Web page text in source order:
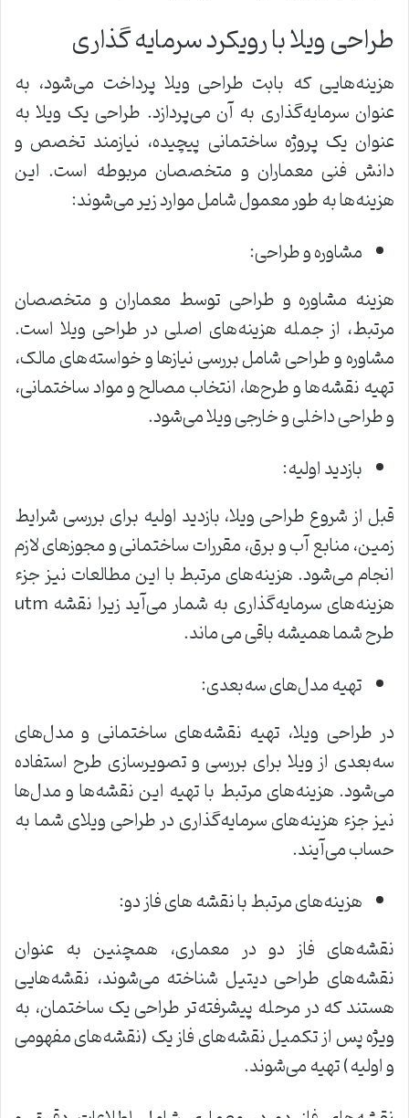
طراحی ویلا با رویکرد سرمایه گذاری
هزینه‌هایی که بابت طراحی ویلا پرداخت می‌شود، به
عنوان سرمایه‌گذاری به آن می‌پردازد. طراحی یک ویلا به
عنوان یک پروژه ساختمانی پیچیده، نیازمند تخصص و
دانش فنی معماران و متخصصان مربوطه است. این
هزینه‌ها به طور معمول شامل موارد زیر می‌شوند:
مشاوره و طراحی:
هزینه مشاوره و طراحی توسط معماران و متخصصان
مرتبط، از جمله هزینه‌های اصلی در طراحی ویلا است.
مشاوره و طراحی شامل بررسی نیازها و خواسته‌های مالک،
تهیه نقشه‌ها و طرح‌ها، انتخاب مصالح و مواد ساختمانی،
و طراحی داخلی و خارجی ویلا می‌شود.
بازدید اولیه:
قبل از شروع طراحی ویلا، بازدید اولیه برای بررسی شرایط
زمین، منابع آب و برق، مقررات ساختمانی و مجوزهای لازم
انجام می‌شود. هزینه‌های مرتبط با این مطالعات نیز جزء
هزینه‌های سرمایه‌گذاری به شمار می‌آید زیرا نقشه utm
طرح شما همیشه باقی می ماند.
تهیه مدل‌های سه‌بعدی:
در طراحی ویلا، تهیه نقشه‌های ساختمانی و مدل‌های
سه‌بعدی از ویلا برای بررسی و تصویرسازی طرح استفاده
می‌شود. هزینه‌های مرتبط با تهیه این نقشه‌ها و مدل‌ها
نیز جزء هزینه‌های سرمایه‌گذاری در طراحی ویلای شما به
حساب می‌آیند.
هزینه‌های مرتبط با نقشه های فاز دو:
نقشه‌های فاز دو در معماری، همچنین به عنوان
نقشه‌های طراحی دیتیل شناخته می‌شوند، نقشه‌هایی
هستند که در مرحله پیشرفته‌تر طراحی یک ساختمان، به
ویژه پس از تکمیل نقشه‌های فاز یک (نقشه‌های مفهومی
و اولیه) تهیه می‌شوند.